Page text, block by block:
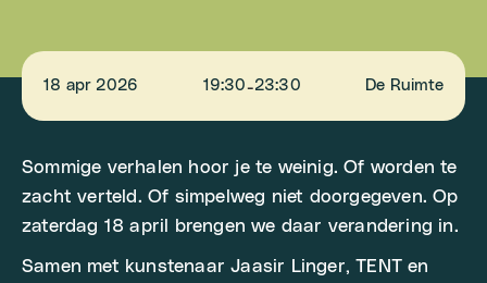
18 apr 2026 19:30-23:30 De Ruimte
Sommige verhalen hoor je te weinig. Of worden te
zacht verteld. Of simpelweg niet doorgegeven. Op
zaterdag 18 april brengen we daar verandering in.
Samen met kunstenaar Jaasir Linger, TENT en